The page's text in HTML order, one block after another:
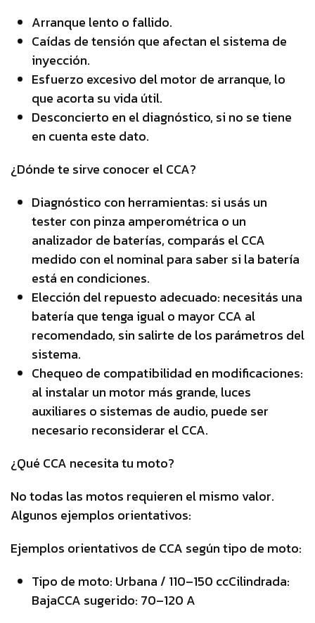
Arranque lento o fallido.
Caídas de tensión que afectan el sistema de
inyección.
Esfuerzo excesivo del motor de arranque, lo
que acorta su vida útil.
Desconcierto en el diagnóstico, si no se tiene
en cuenta este dato.
¿Dónde te sirve conocer el CCA?
Diagnóstico con herramientas: si usás un
tester con pinza amperométrica o un
analizador de baterías, comparás el CCA
medido con el nominal para saber si la batería
está en condiciones.
Elección del repuesto adecuado: necesitás una
batería que tenga igual o mayor CCA al
recomendado, sin salirte de los parámetros del
sistema.
Chequeo de compatibilidad en modificaciones:
al instalar un motor más grande, luces
auxiliares o sistemas de audio, puede ser
necesario reconsiderar el CCA.
¿Qué CCA necesita tu moto?
No todas las motos requieren el mismo valor.
Algunos ejemplos orientativos:
Ejemplos orientativos de CCA según tipo de moto:
Tipo de moto: Urbana / 110–150 ccCilindrada:
BajaCCA sugerido: 70–120 A